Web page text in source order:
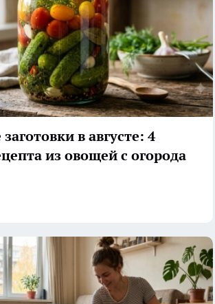
в августе: 4
из овощей с огорода